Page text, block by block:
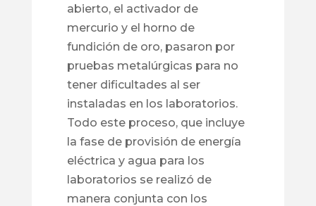
abierto, el activador de
mercurio y el horno de
fundición de oro, pasaron por
pruebas metalúrgicas para no
tener dificultades al ser
instaladas en los laboratorios.
Todo este proceso, que incluye
la fase de provisión de energía
eléctrica y agua para los
laboratorios se realizó de
manera conjunta con los